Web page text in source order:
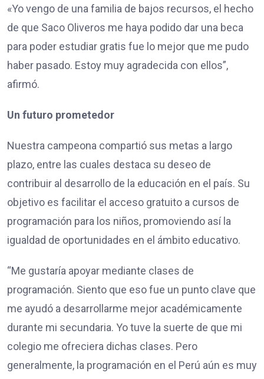
«Yo vengo de una familia de bajos recursos, el hecho
de que Saco Oliveros me haya podido dar una beca
para poder estudiar gratis fue lo mejor que me pudo
haber pasado. Estoy muy agradecida con ellos”,
afirmó.
Un futuro prometedor
Nuestra campeona compartió sus metas a largo
plazo, entre las cuales destaca su deseo de
contribuir al desarrollo de la educación en el país. Su
objetivo es facilitar el acceso gratuito a cursos de
programación para los niños, promoviendo así la
igualdad de oportunidades en el ámbito educativo.
“Me gustaría apoyar mediante clases de
programación. Siento que eso fue un punto clave que
me ayudó a desarrollarme mejor académicamente
durante mi secundaria. Yo tuve la suerte de que mi
colegio me ofreciera dichas clases. Pero
generalmente, la programación en el Perú aún es muy